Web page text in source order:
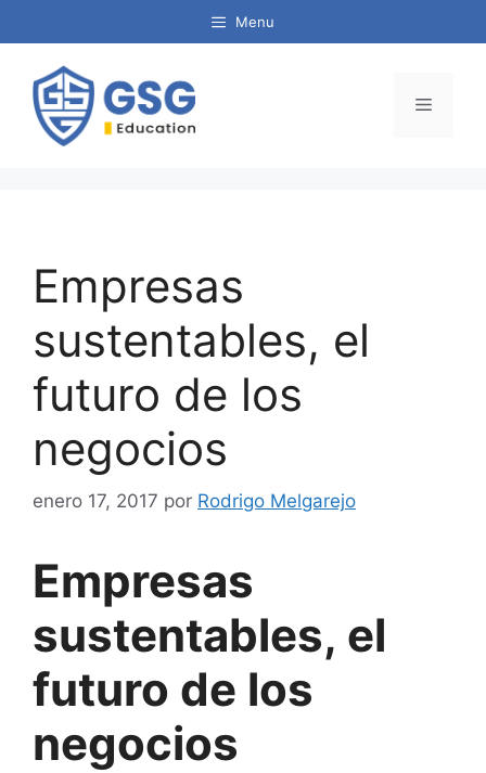
Menu
Empresas
sustentables, el
futuro de los
negocios
enero 17, 2017 por Rodrigo Melgarejo
Empresas
sustentables, el
futuro de los
negocios